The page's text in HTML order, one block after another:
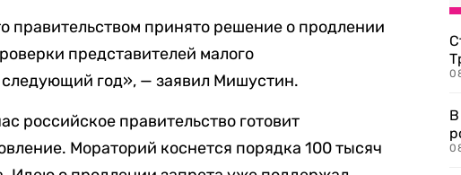
правительством принято решение о продлении
представителей малого
год», — заявил Мишустин.
российское правительство готовит
Мораторий коснется порядка 100 тысяч